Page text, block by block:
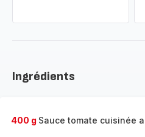
Ingrédients
400 g Sauce tomate cuisinée